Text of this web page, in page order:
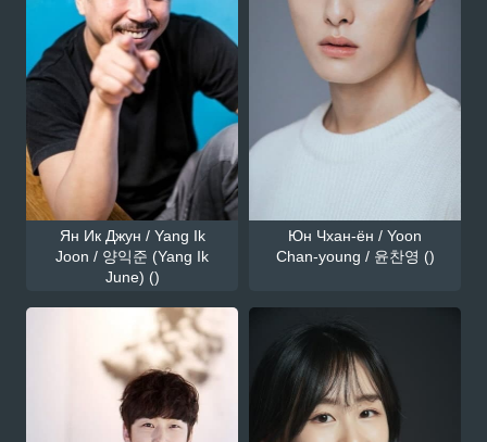
Ян Ик Джун / Yang Ik
Joon / 양익준 (Yang Ik
June) ()
Юн Чхан-ён / Yoon
Chan-young / 윤찬영 ()